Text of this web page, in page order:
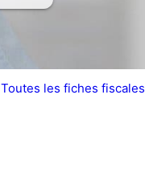
Toutes les fiches fiscales